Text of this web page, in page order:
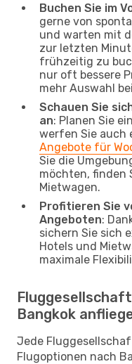
Buchen Sie im
gerne von
und warten mit
zur letzten
frühzeitig zu
nur oft bessere
mehr Auswahl
Schauen Sie
an: Planen Sie
werfen Sie auch
Angebote für
Sie die
möchten, finden
Mietwagen.
Profitieren Sie
Angeboten:
sichern Sie sich
Hotels und
maximale
Bangkok
Jede
Flugoptionen nach